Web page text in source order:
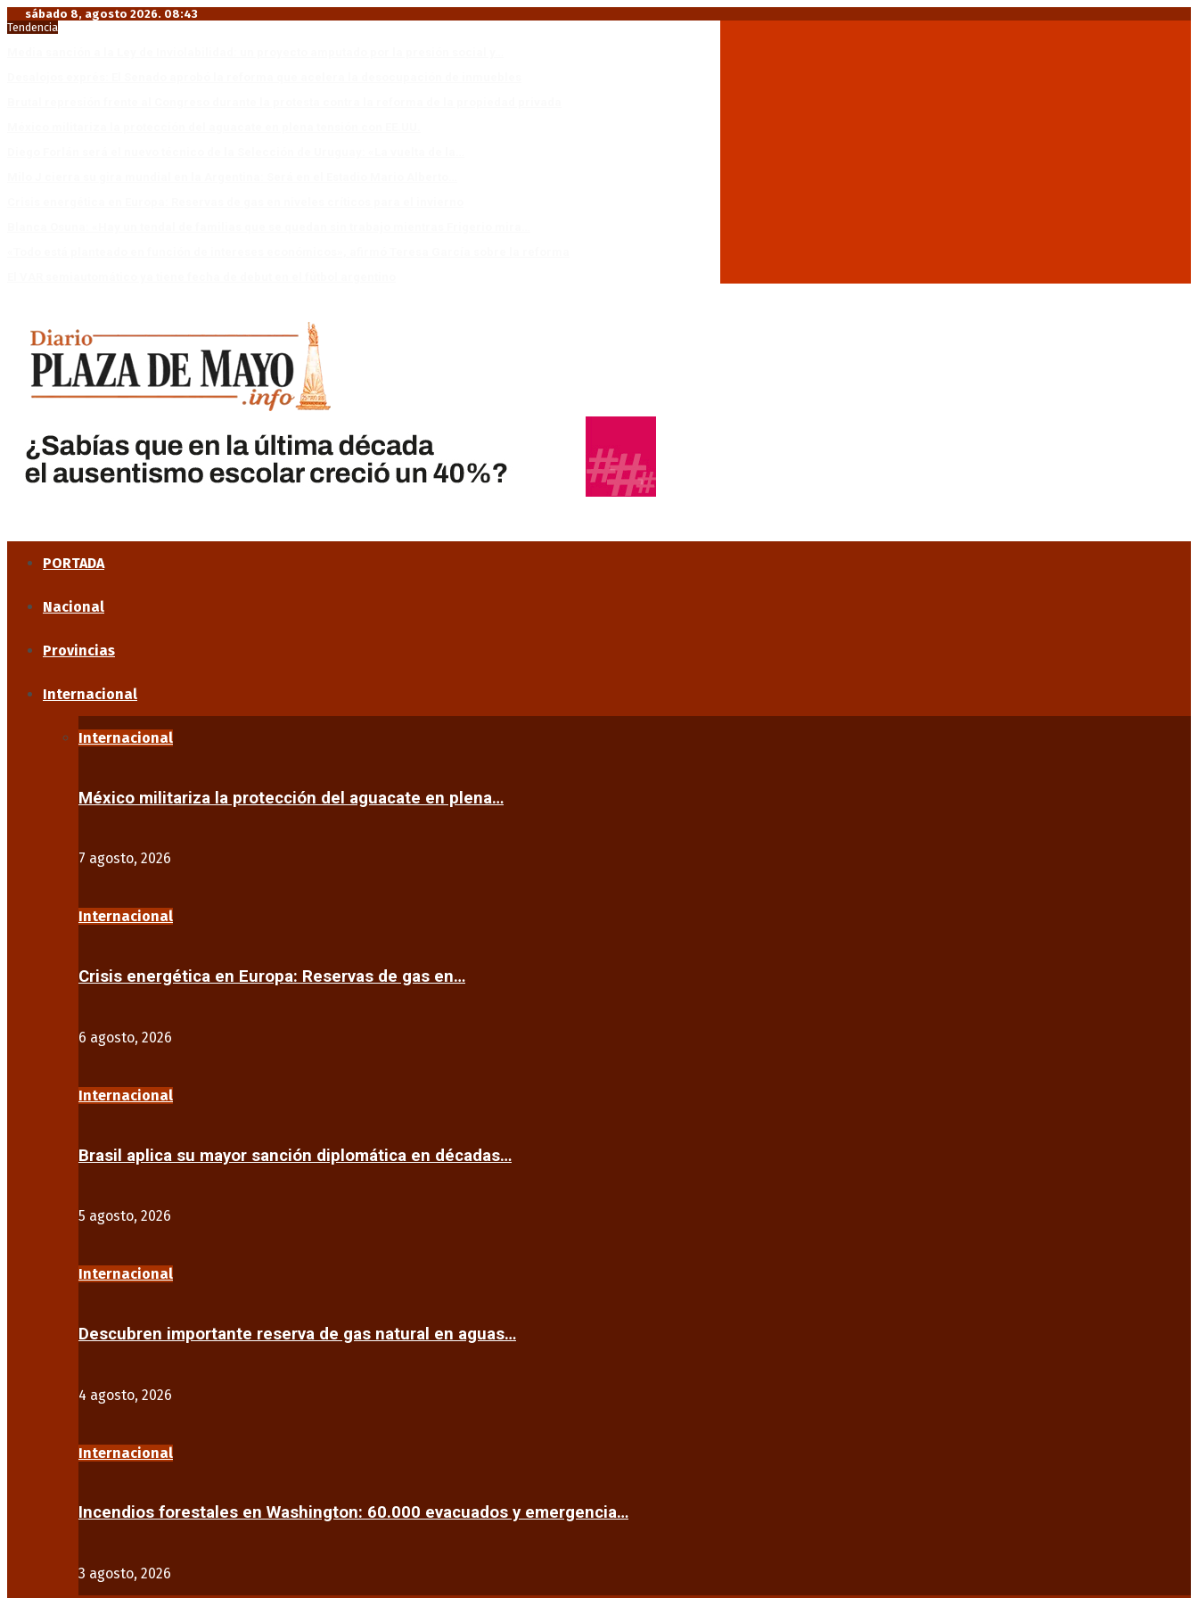
sábado 8, agosto 2026. 08:43
Tendencia
PORTADA
Nacional
Provincias
Internacional
Internacional
México militariza la protección del aguacate en plena…
7 agosto, 2026
Internacional
Crisis energética en Europa: Reservas de gas en…
6 agosto, 2026
Internacional
Brasil aplica su mayor sanción diplomática en décadas…
5 agosto, 2026
Internacional
Descubren importante reserva de gas natural en aguas…
4 agosto, 2026
Internacional
Incendios forestales en Washington: 60.000 evacuados y emergencia…
3 agosto, 2026